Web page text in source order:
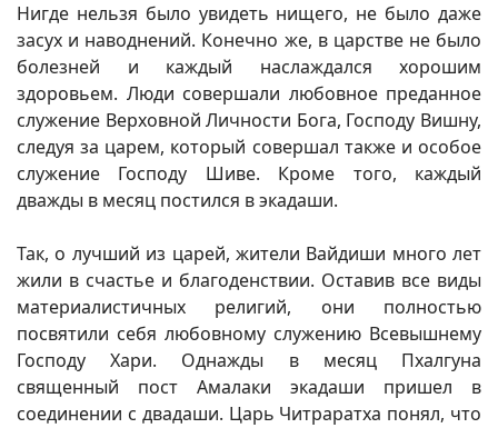
Нигде нельзя было увидеть нищего, не было даже
засух и наводнений. Конечно же, в царстве не было
болезней и каждый наслаждался хорошим
здоровьем. Люди совершали любовное преданное
служение Верховной Личности Бога, Господу Вишну,
следуя за царем, который совершал также и особое
служение Господу Шиве. Кроме того, каждый
дважды в месяц постился в экадаши.
Так, о лучший из царей, жители Вайдиши много лет
жили в счастье и благоденствии. Оставив все виды
материалистичных религий, они полностью
посвятили себя любовному служению Всевышнему
Господу Хари. Однажды в месяц Пхалгуна
священный пост Амалаки экадаши пришел в
соединении с двадаши. Царь Читраратха понял, что